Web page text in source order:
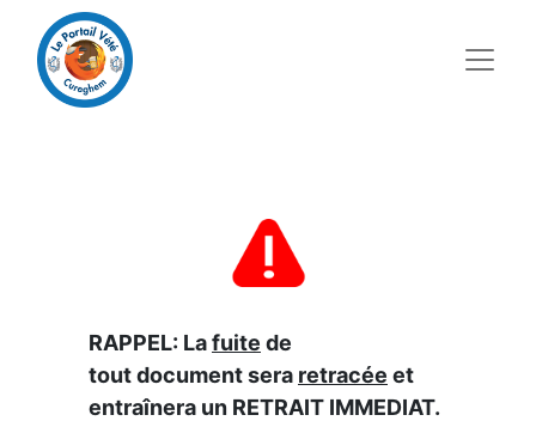
RAPPEL: Lafuite de
tout document sera retracée et
entraînera un RETRAIT IMMEDIAT.